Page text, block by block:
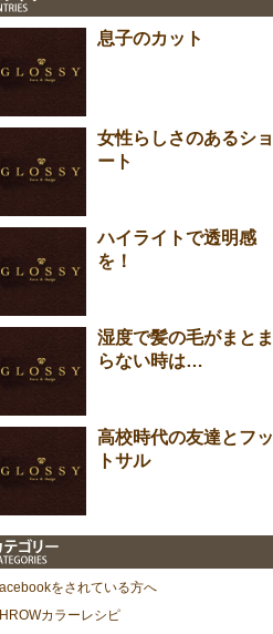
息子のカット
女性らしさのあるショ
ート
ハイライトで透明感
を！
湿度で髪の毛がまとま
らない時は…
高校時代の友達とフッ
トサル
をされている方へ
カラーレシピ